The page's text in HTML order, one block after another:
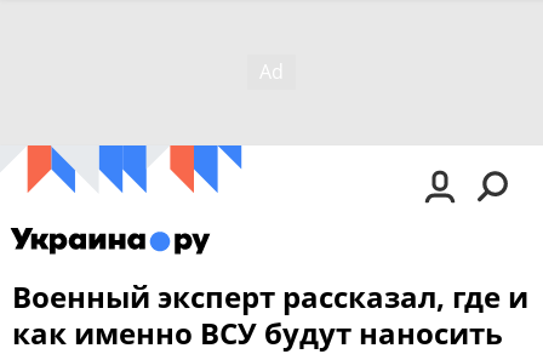
Военный эксперт рассказал, где и
как именно ВСУ будут наносить